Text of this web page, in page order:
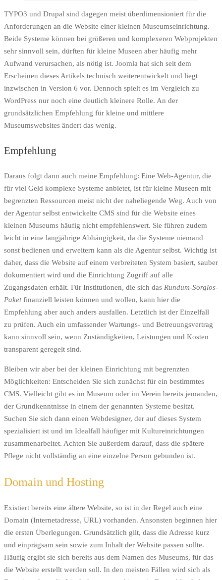
TYPO3 und Drupal sind dagegen meist überdimensioniert für die
Anforderungen an die Website einer kleinen Museumseinrichtung.
Beide Systeme können bei größeren und komplexeren Webprojekten
sehr sinnvoll sein, dürften für kleine Museen aber häufig mehr
Aufwand verursachen, als nötig ist. Joomla hat sich seit dem
Erscheinen dieses Artikels technisch weiterentwickelt und liegt
inzwischen in Version 6 vor. Dennoch spielt es im Vergleich zu
WordPress nur noch eine deutlich kleinere Rolle. An der
grundsätzlichen Empfehlung für kleine und mittlere
Museumswebsites ändert das wenig.
Empfehlung
Daraus folgt dann auch meine Empfehlung: Eine Web-Agentur, die
für viel Geld komplexe Systeme anbietet, ist für kleine Museen mit
begrenzten Ressourcen meist nicht der naheliegende Weg. Auch von
der Agentur selbst entwickelte CMS sind für die Website eines
kleinen Museums häufig nicht empfehlenswert. Sie führen zudem
leicht in eine langjährige Abhängigkeit, da die Systeme niemand
sonst bedienen und erweitern kann als die Agentur selbst. Wichtig ist
daher, dass die Website auf einem verbreiteten System basiert, sauber
dokumentiert wird und die Einrichtung Zugriff auf alle
Zugangsdaten erhält. Für Institutionen, die sich das Rundum-Sorglos-
Paketfinanziell leisten können und wollen, kann hier die
Empfehlung aber auch anders ausfallen. Letztlich ist der Einzelfall
zu prüfen. Auch ein umfassender Wartungs- und Betreuungsvertrag
kann sinnvoll sein, wenn Zuständigkeiten, Leistungen und Kosten
transparent geregelt sind.
Bleiben wir aber bei der kleinen Einrichtung mit begrenzten
Möglichkeiten: Entscheiden Sie sich zunächst für ein bestimmtes
CMS. Vielleicht gibt es im Museum oder im Verein bereits jemanden,
der Grundkenntnisse in einem der genannten Systeme besitzt.
Suchen Sie sich dann einen Webdesigner, der auf dieses System
spezialisiert ist und im Idealfall häufiger mit Kultureinrichtungen
zusammenarbeitet. Achten Sie außerdem darauf, dass die spätere
Pflege nicht vollständig an eine einzelne Person gebunden ist.
Domain und Hosting
Existiert bereits eine ältere Website, so ist in der Regel auch eine
Domain (Internetadresse, URL) vorhanden. Ansonsten beginnen hier
die ersten Überlegungen. Grundsätzlich gilt, dass die Adresse kurz
und einprägsam sein sowie zum Inhalt der Website passen sollte.
Häufig ergibt sie sich bereits aus dem Namen des Museums, für das
die Website erstellt werden soll. In den meisten Fällen wird sich als